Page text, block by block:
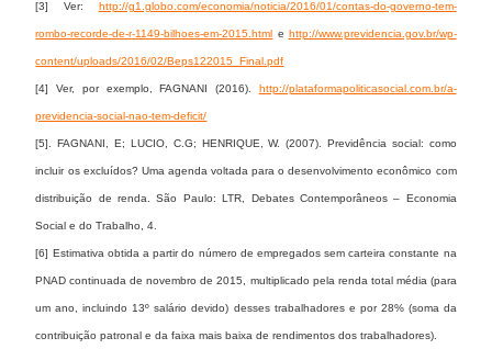
[3] Ver: http://g1.globo.com/economia/noticia/2016/01/contas-do-governo-tem-
rombo-recorde-de-r-1149-bilhoes-em-2015.html e http://www.previdencia.gov.br/wp-
content/uploads/2016/02/Beps122015_Final.pdf
[4] Ver, por exemplo, FAGNANI (2016). http://plataformapoliticasocial.com.br/a-
previdencia-social-nao-tem-deficit/
[5]. FAGNANI, E; LUCIO, C.G; HENRIQUE, W. (2007). Previdência social: como
incluir os excluídos? Uma agenda voltada para o desenvolvimento econômico com
distribuição de renda. São Paulo: LTR, Debates Contemporâneos – Economia
Social e do Trabalho, 4.
[6] Estimativa obtida a partir do número de empregados sem carteira constante na
PNAD continuada de novembro de 2015, multiplicado pela renda total média (para
um ano, incluindo 13º salário devido) desses trabalhadores e por 28% (soma da
contribuição patronal e da faixa mais baixa de rendimentos dos trabalhadores).